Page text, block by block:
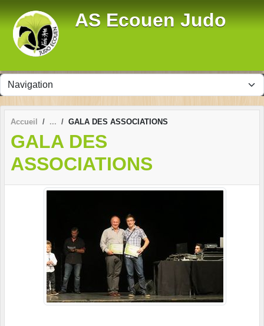
AS Ecouen Judo
Accueil GALA DES ASSOCIATIONS
GALA DES
ASSOCIATIONS